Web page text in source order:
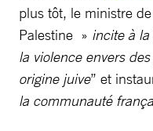
plus tôt, le ministre
Palestine » incite à
la violence envers
origine juive” et
la communauté